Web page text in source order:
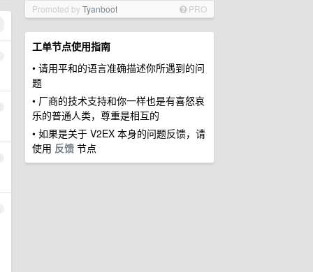
Promoted byTyanboot PRO
工单节点使用指南
• 请用平和的语言准确描述你所遇到的问
题
• 厂商的技术支持和你一样也是有喜怒哀
乐的普通人类，尊重是相互的
• 如果是关于 V2EX 本身的问题反馈，请
使用 反馈 节点